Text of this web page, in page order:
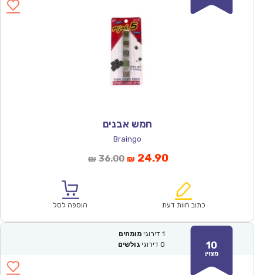
חמש אבנים
Braingo
₪ 36.00המחיר
₪36.00.
₪ 24.90המחיר
הוא:
כתוב חוות דעת הוספה לסל
10
מצוין
1 דירוגי מומחים
0 דירוגי גולשים